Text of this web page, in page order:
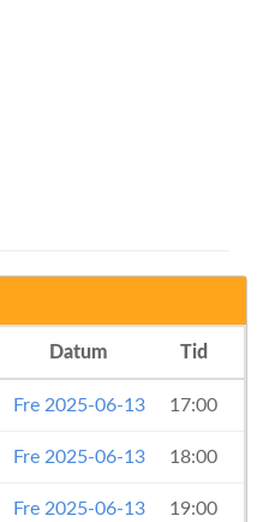
Datum Tid
Fre 2025-06-13 17:00
Fre 2025-06-13 18:00
Fre 2025-06-13 19:00